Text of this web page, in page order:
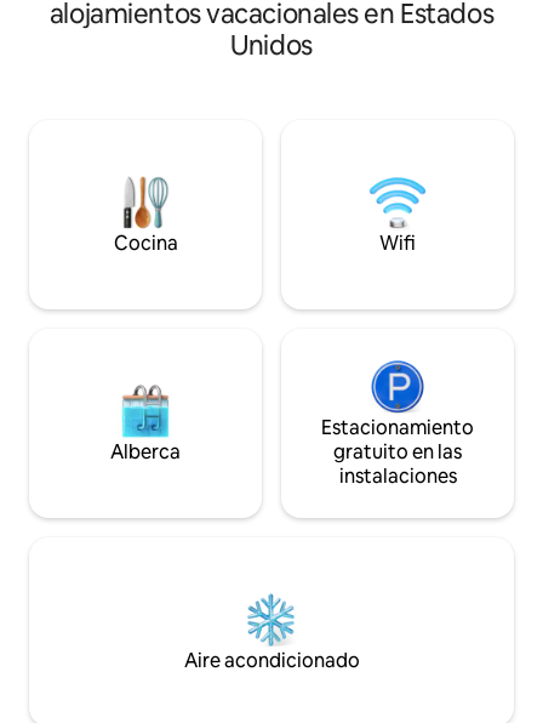
para el bienestar, el romance y la
relajación. Disfruta de las vistas
Albornoces de hidromasaje *
Alfombrillas de yoga y terraza de
meditación * Acceso al arroyo y al lago. *
Chimenea interior. * Kayak y surf de
Hochatown - A 2
arbolado de 1,2 acres. - Ten en
que tenemos una
admite que no se
excepciones.
alojamientos vacacionales en Estados
Unidos
Cocina Wifi
Alberca
Estacionamiento
gratuito en las
instalaciones
Aire acondicionado